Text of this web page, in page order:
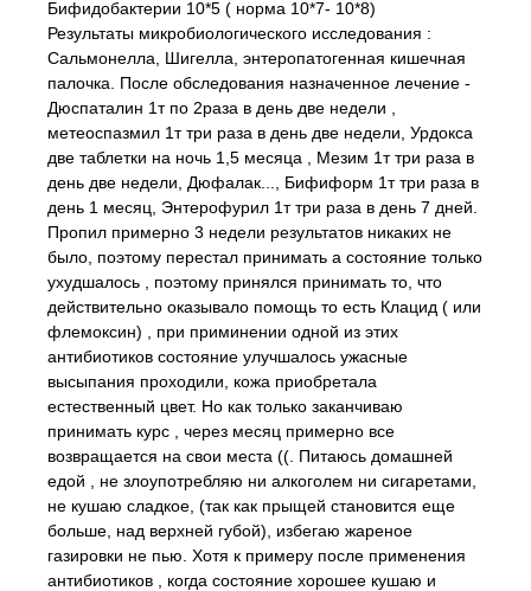
Бифидобактерии 10*5 ( норма 10*7- 10*8)
Результаты микробиологического исследования :
Сальмонелла, Шигелла, энтеропатогенная кишечная
палочка. После обследования назначенное лечение -
Дюспаталин 1т по 2раза в день две недели ,
метеоспазмил 1т три раза в день две недели, Урдокса
две таблетки на ночь 1,5 месяца , Мезим 1т три раза в
день две недели, Дюфалак..., Бифиформ 1т три раза в
день 1 месяц, Энтерофурил 1т три раза в день 7 дней.
Пропил примерно 3 недели результатов никаких не
было, поэтому перестал принимать а состояние только
ухудшалось , поэтому принялся принимать то, что
действительно оказывало помощь то есть Клацид ( или
флемоксин) , при приминении одной из этих
антибиотиков состояние улучшалось ужасные
высыпания проходили, кожа приобретала
естественный цвет. Но как только заканчиваю
принимать курс , через месяц примерно все
возвращается на свои места ((. Питаюсь домашней
едой , не злоупотребляю ни алкоголем ни сигаретами,
не кушаю сладкое, (так как прыщей становится еще
больше, над верхней губой), избегаю жареное
газировки не пью. Хотя к примеру после применения
антибиотиков , когда состояние хорошее кушаю и